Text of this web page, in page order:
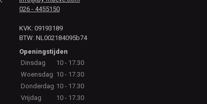
026 - 4455150
KVK: 09193189
BTW: NL002184095b74
Openingstijden
Dinsdag
10 - 17.30
Woensdag 10 - 17.30
Donderdag 10 - 17.30
Vrijdag
10 - 17.30